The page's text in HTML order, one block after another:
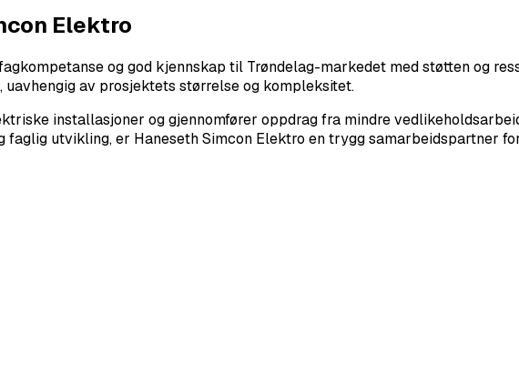
Elektro
og god kjennskap til Trøndelag-markedet med støtten og
av prosjektets størrelse og kompleksitet.
installasjoner og gjennomfører oppdrag fra mindre
faglig utvikling, er Haneseth Simcon Elektro en trygg samarbeidspartner